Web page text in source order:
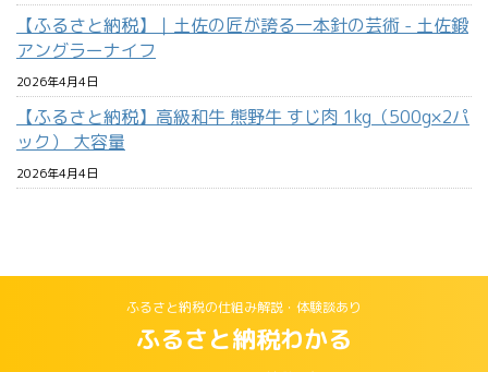
【ふるさと納税】｜土佐の匠が誇る一本針の芸術 - 土佐鍛
アングラーナイフ
2026年4月4日
【ふるさと納税】高級和牛 熊野牛 すじ肉 1kg（500g×2パ
ック） 大容量
2026年4月4日
ふるさと納税の仕組み解説・体験談あり
ふるさと納税わかる